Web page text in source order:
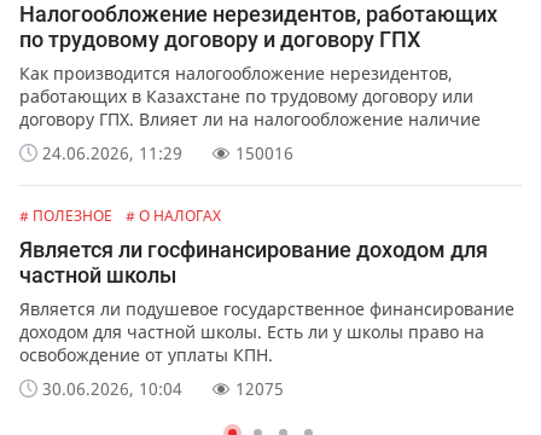
Налогообложение нерезидентов, работающих
по трудовому договору и договору ГПХ
Как производится налогообложение нерезидентов,
работающих в Казахстане по трудовому договору или
договору ГПХ. Влияет ли на налогообложение наличие
ВНЖ в Казахстане.
24.06.2026, 11:29 150016
# ПОЛЕЗНОЕ # О НАЛОГАХ
Является ли госфинансирование доходом для
частной школы
Является ли подушевое государственное финансирование
доходом для частной школы. Есть ли у школы право на
освобождение от уплаты КПН.
30.06.2026, 10:04
12075